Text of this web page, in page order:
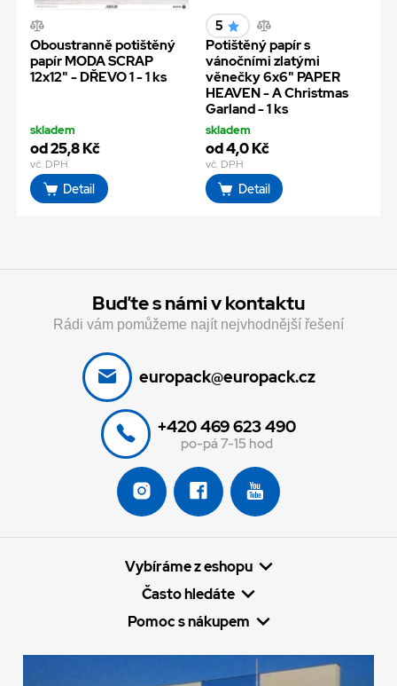
Oboustranně potištěný
papír MODA SCRAP
12x12" - DŘEVO 1 - 1 ks
skladem
od 25,8 Kč
vč. DPH
Detail
5
Potištěný papír s
vánočními zlatými
věnečky 6x6" PAPER
HEAVEN - A Christmas
Garland - 1 ks
skladem
od 4,0 Kč
vč. DPH
Detail
Buďte s námi v kontaktu
Rádi vám pomůžeme najít nejvhodnější řešení
europack@europack.cz
+420 469 623 490
po-pá 7-15 hod
Vybíráme z eshopu
Často hledáte
Pomoc s nákupem